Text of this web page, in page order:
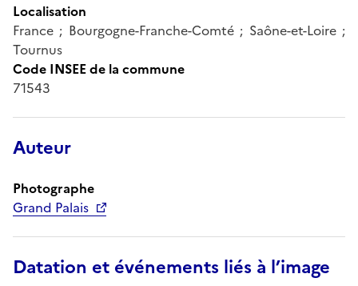
Localisation
France ; Bourgogne-Franche-Comté ; Saône-et-Loire ;
Tournus
Code INSEE de la commune
71543
Auteur
Photographe
Grand Palais
Datation et événements liés à l’image